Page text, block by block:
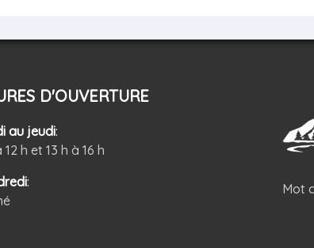
D'OUVERTURE
au jeudi:
12 h et 13 h à 16 h
:
Mot